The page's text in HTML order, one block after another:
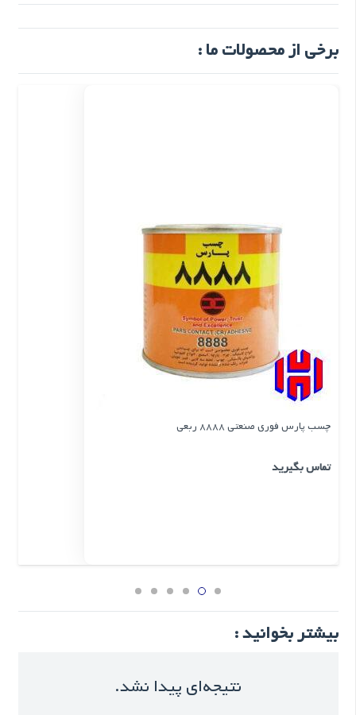
برخی از محصولات ما :
چسب پارس فوری صنعتی 8888 ربعی
تماس بگیرید
بیشتر بخوانید :
نتیجه‌ای پیدا نشد.